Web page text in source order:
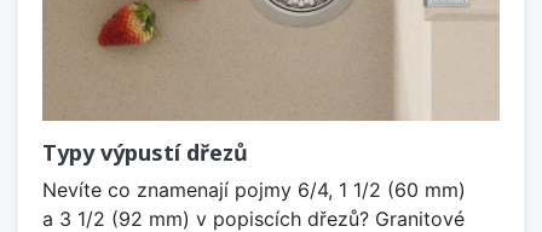
Typy výpustí dřezů
Nevíte co znamenají pojmy 6/4, 1 1/2 (60 mm)
a 3 1/2 (92 mm) v popiscích dřezů? Granitové